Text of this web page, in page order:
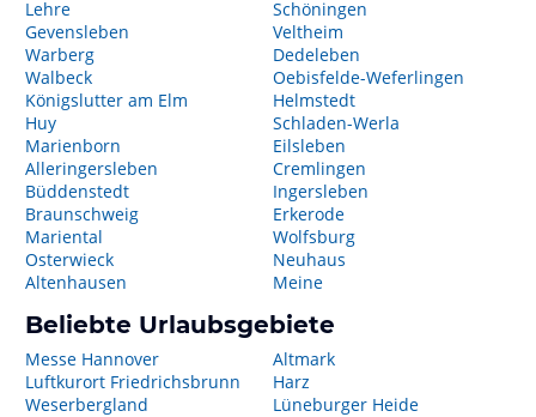
Lehre
Gevensleben
Warberg
Walbeck
Königslutter am Elm
Huy
Marienborn
Alleringersleben
Büddenstedt
Braunschweig
Mariental
Osterwieck
Altenhausen
Schöningen
Veltheim
Dedeleben
Oebisfelde-Weferlingen
Helmstedt
Schladen-Werla
Eilsleben
Cremlingen
Ingersleben
Erkerode
Wolfsburg
Neuhaus
Meine
Beliebte Urlaubsgebiete
Messe Hannover
Luftkurort Friedrichsbrunn
Weserbergland
Altmark
Harz
Lüneburger Heide